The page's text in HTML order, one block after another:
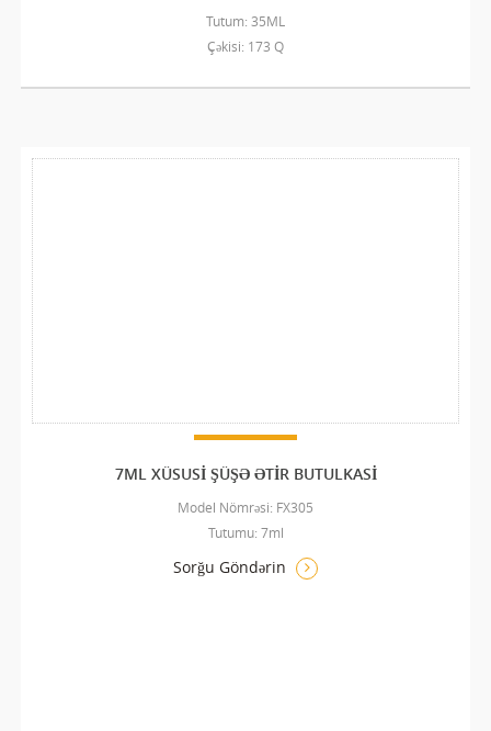
Tutum: 35ML
Çəkisi: 173 Q
7ML XÜSUSI ŞÜŞƏ ƏTIR BUTULKASI
Model Nömrəsi: FX305
Tutumu: 7ml
Sorğu Göndərin